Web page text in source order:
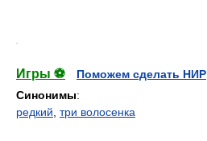
Игры ⚽
Поможем сделать НИР
Синонимы:
редкий три волосенка